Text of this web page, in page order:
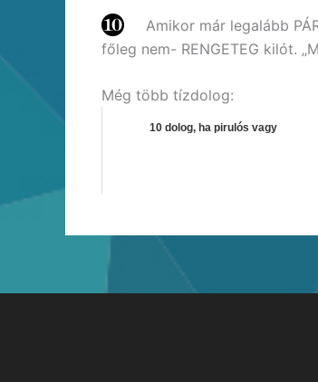
Amikor már legalább
főleg nem- RENGETEG kilót.
Még több tízdolog:
10 dolog, ha pirulós vagy